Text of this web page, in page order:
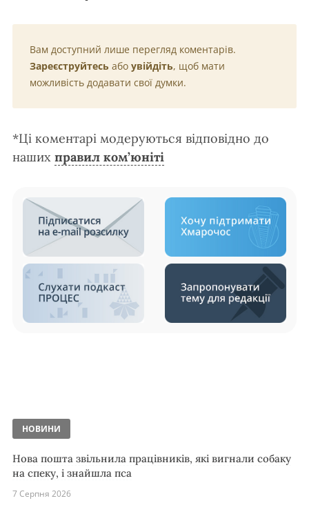
Вам доступний лише перегляд коментарів.
Зареєструйтесь або увійдіть, щоб мати
можливість додавати свої думки.
*Ці коментарі модеруються відповідно до
наших правил ком’юніті
НОВИНИ
Нова пошта звільнила працівників, які вигнали собаку
на спеку, і знайшла пса
7 Серпня 2026